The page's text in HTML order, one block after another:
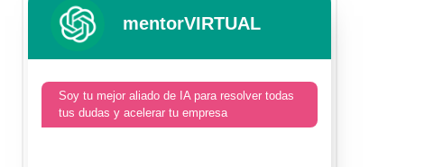
mentorVIRTUAL
Soy tu mejor aliado de IA para resolver todas
tus dudas y acelerar tu empresa